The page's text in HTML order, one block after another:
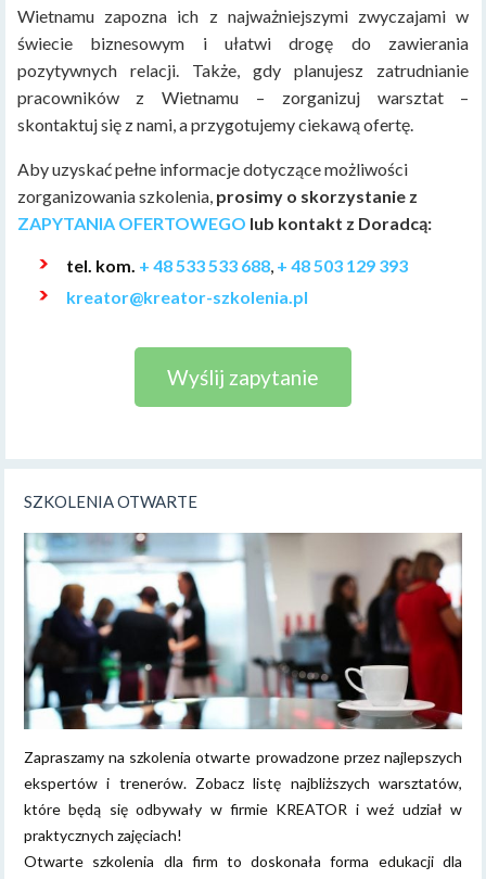
Wietnamu zapozna ich z najważniejszymi zwyczajami w
świecie biznesowym i ułatwi drogę do zawierania
pozytywnych relacji. Także, gdy planujesz zatrudnianie
pracowników z Wietnamu – zorganizuj warsztat –
skontaktuj się z nami, a przygotujemy ciekawą ofertę.
Aby uzyskać pełne informacje dotyczące możliwości
zorganizowania szkolenia, prosimy o skorzystanie z
ZAPYTANIA OFERTOWEGO lub kontakt z Doradcą:
tel. kom. + 48 533 533 688, + 48 503 129 393
kreator@kreator-szkolenia.pl
Wyślij zapytanie
SZKOLENIA OTWARTE
Zapraszamy na szkolenia otwarte prowadzone przez najlepszych
ekspertów i trenerów. Zobacz listę najbliższych warsztatów,
które będą się odbywały w firmie KREATOR i weź udział w
praktycznych zajęciach!
Otwarte szkolenia dla firm to doskonała forma edukacji dla